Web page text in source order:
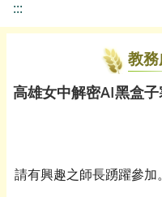
:::
教
高雄女中解密AI黑盒
請有興趣之師長踴躍參加。